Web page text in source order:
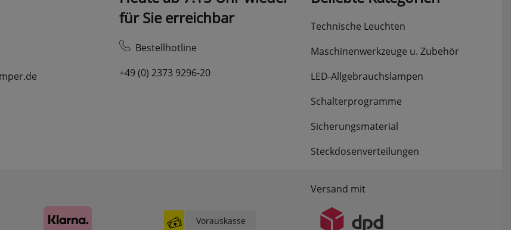
ws8_pferdekaemper_01-aa_sid
Diese Cookies sind essenziell für die Funktion des
Diese Cookies speichern die Cookie-Einstellungen
der Besucher, die in der Cookie Box von
für Sie erreichbar
Bestellhotline
+49 (0) 2373 9296-20
Technische Leuchten
Maschinenwerkzeuge u. Zubehör
LED-Allgebrauchslampen
Schalterprogramme
Sicherungsmaterial
Steckdosenverteilungen
Vorauskasse
Versand mit